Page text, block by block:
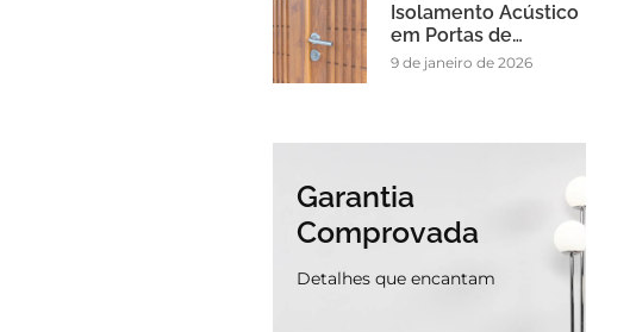
Isolamento Acústico
em Portas de…
9 de janeiro de 2026
Garantia
Comprovada
Detalhes que encantam